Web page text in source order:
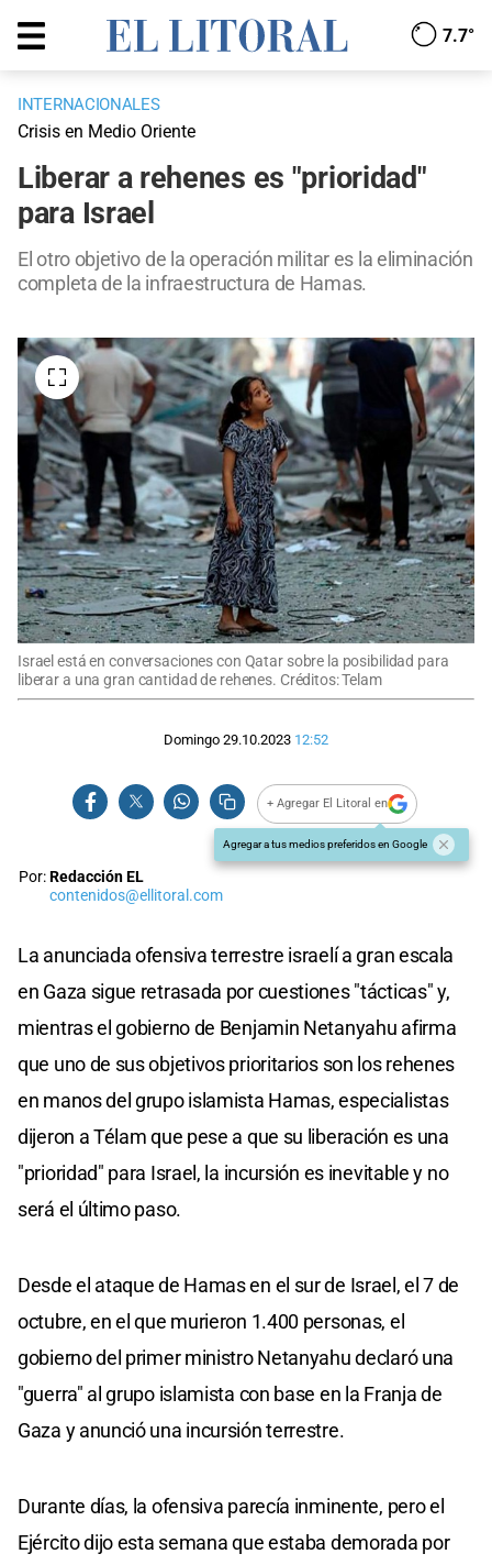
7.7°
INTERNACIONALES
Crisis en Medio Oriente
Liberar a rehenes es "prioridad"
para Israel
El otro objetivo de la operación militar es la eliminación
completa de la infraestructura de Hamas.
Israel está en conversaciones con Qatar sobre la posibilidad para
liberar a una gran cantidad de rehenes. Créditos: Telam
Domingo 29.10.2023 12:52
+ Agregar El Litoral en
Agregar a tus medios preferidos en Google
Por:Redacción EL
contenidos@ellitoral.com
La anunciada ofensiva terrestre israelí a gran escala
en Gaza sigue retrasada por cuestiones "tácticas" y,
mientras el gobierno de Benjamin Netanyahu afirma
que uno de sus objetivos prioritarios son los rehenes
en manos del grupo islamista Hamas, especialistas
dijeron a Télam que pese a que su liberación es una
"prioridad" para Israel, la incursión es inevitable y no
será el último paso.
Desde el ataque de Hamas en el sur de Israel, el 7 de
octubre, en el que murieron 1.400 personas, el
gobierno del primer ministro Netanyahu declaró una
"guerra" al grupo islamista con base en la Franja de
Gaza y anunció una incursión terrestre.
Durante días, la ofensiva parecía inminente, pero el
Ejército dijo esta semana que estaba demorada por